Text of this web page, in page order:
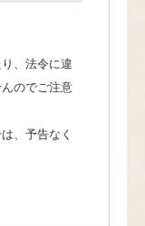
、法令に違
のでご注意
、予告なく